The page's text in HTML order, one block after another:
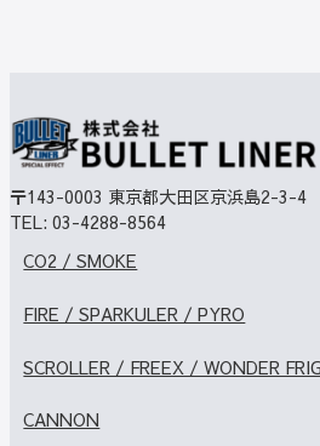
〒143-0003 東京都大田区京浜島2-3-4
TEL: 03-4288-8564
CO2 / SMOKE
FIRE / SPARKULER / PYRO
SCROLLER / FREEX / WONDER
CANNON